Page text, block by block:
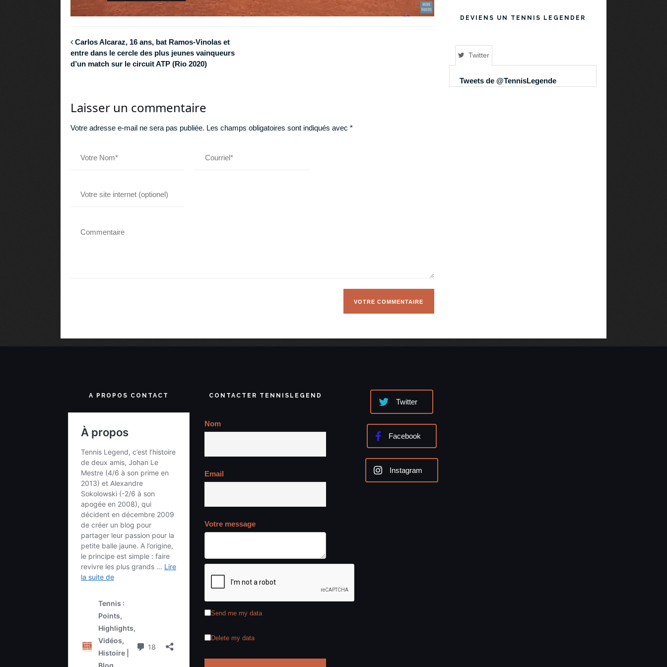
Carlos Alcaraz, 16 ans, bat Ramos-Vinolas et
entre dans le cercle des plus jeunes vainqueurs
d’un match sur le circuit ATP (Rio 2020)
Laisser un commentaire
Votre adresse e-mail ne sera pas publiée. Les champs obligatoires sont indiqués avec *
DEVIENS UN TENNIS LEGENDER
Twitter
Tweets de @TennisLegende
A PROPOS CONTACT CONTACTER TENNISLEGEND
Nom
Email
Votre message
Send me my data
Delete my data
Twitter
Facebook
Instagram